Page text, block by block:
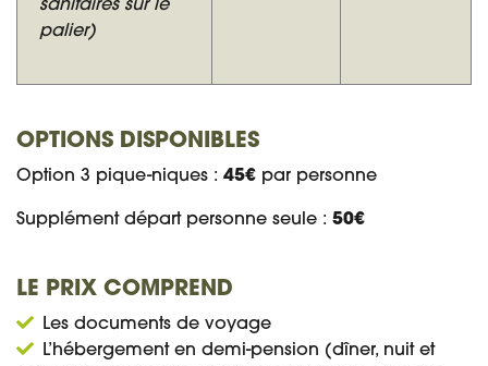
sanitaires sur le
palier)
OPTIONS DISPONIBLES
Option 3 pique-niques : 45€ par personne
Supplément départ personne seule : 50€
LE PRIX COMPREND
Les documents de voyage
L’hébergement en demi-pension (dîner, nuit et